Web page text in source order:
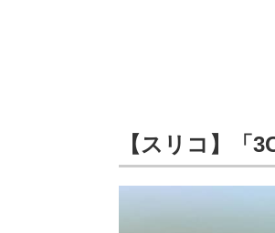
【スリコ】「